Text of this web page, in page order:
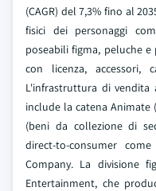
(CAGR) del 7,3% fino al
fisici dei personaggi
poseabili figma, peluche
con licenza, accessori,
L'infrastruttura di
include la catena Animate
(beni da collezione di
direct-to-consumer
Company. La divisione
Entertainment, che